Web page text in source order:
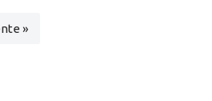
»